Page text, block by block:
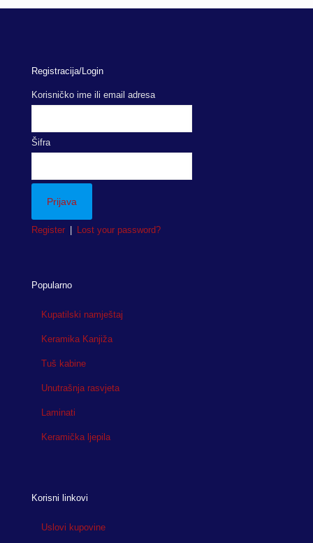
Registracija/Login
Korisničko ime ili email adresa
Šifra
Register Lost your password?
Popularno
Kupatilski namještaj
Keramika Kanjiža
Tuš kabine
Unutrašnja rasvjeta
Laminati
Keramička ljepila
Korisni linkovi
Uslovi kupovine